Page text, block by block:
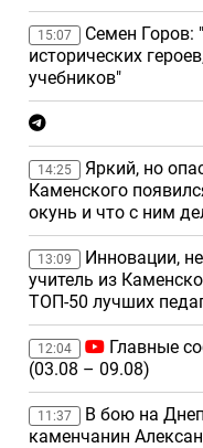
15:07
Семен Горов:
исторических
учебников"
14:25
Яркий, но
Каменского
окунь и что с ним
13:09
Инновации,
учитель из
ТОП-50 лучших
12:04
Главные
(03.08 – 09.08)
11:37
В бою на
каменчанин